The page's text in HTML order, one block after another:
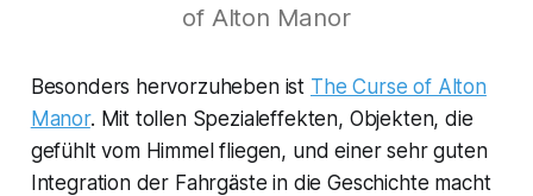
of Alton Manor
Besonders hervorzuheben ist The Curse of Alton
Manor. Mit tollen Spezialeffekten, Objekten, die
gefühlt vom Himmel fliegen, und einer sehr guten
Integration der Fahrgäste in die Geschichte macht